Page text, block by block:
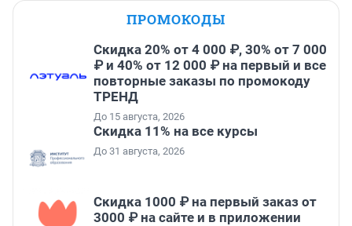
ПРОМОКОДЫ
Скидка 20% от 4 000 ₽, 30% от 7 000
₽ и 40% от 12 000 ₽ на первый и все
повторные заказы по промокоду
ТРЕНД
До 15 августа, 2026
Скидка 11% на все курсы
До 31 августа, 2026
Скидка 1000 ₽ на первый заказ от
3000 ₽ на сайте и в приложении